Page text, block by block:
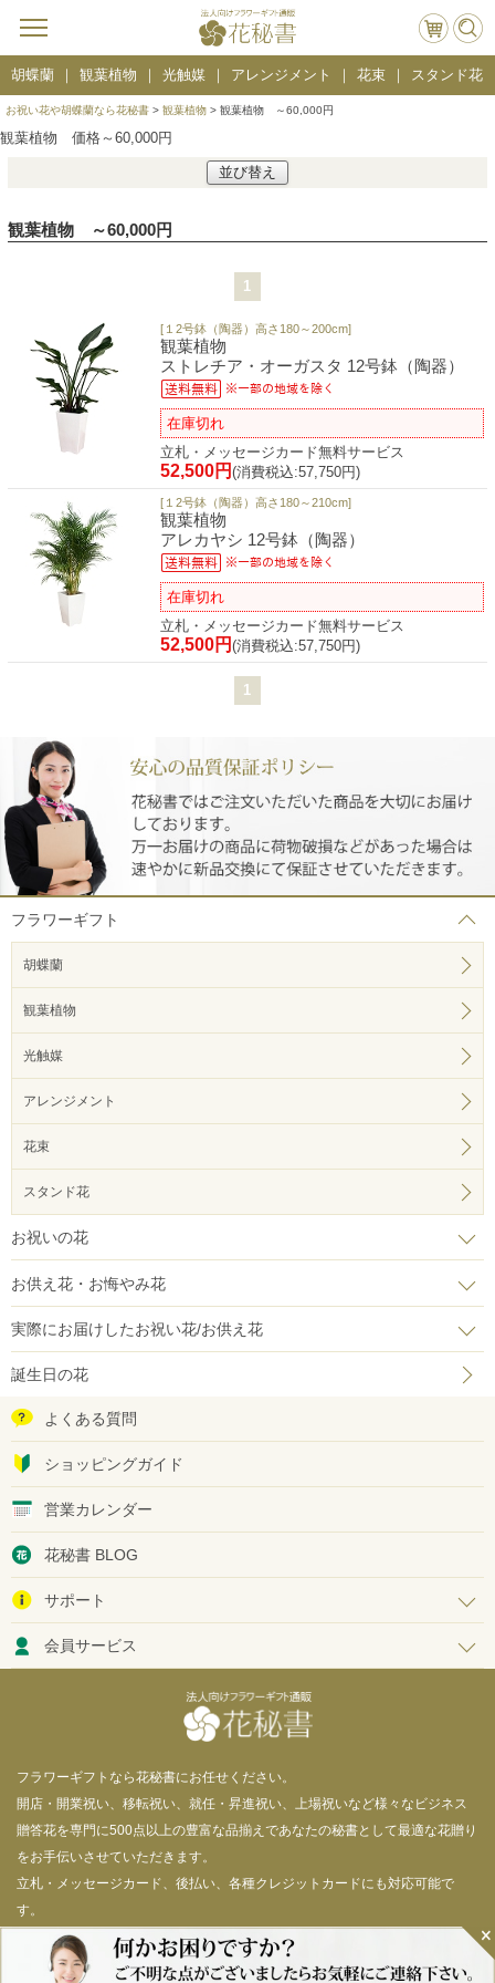
胡蝶蘭 観葉植物 光触媒 アレンジメント 花束 スタンド花
お祝い花や胡蝶蘭なら花秘書 > 観葉植物 > 観葉植物 ～60,000円
観葉植物 価格～60,000円
並び替え
観葉植物 ～60,000円
1
[１2号鉢（陶器）高さ180～200cm]
観葉植物
ストレチア・オーガスタ 12号鉢（陶器）
在庫切れ
立札・メッセージカード無料サービス
52,500円 (消費税込:57,750円)
[１2号鉢（陶器）高さ180～210cm]
観葉植物
アレカヤシ 12号鉢（陶器）
在庫切れ
立札・メッセージカード無料サービス
52,500円 (消費税込:57,750円)
1
フラワーギフト
胡蝶蘭
観葉植物
光触媒
アレンジメント
花束
スタンド花
お祝いの花
お供え花・お悔やみ花
実際にお届けしたお祝い花/お供え花
誕生日の花
よくある質問
ショッピングガイド
営業カレンダー
花秘書 BLOG
サポート
会員サービス
フラワーギフトなら花秘書にお任せください。
開店・開業祝い、移転祝い、就任・昇進祝い、上場祝いなど様々なビジネス
贈答花を専門に500点以上の豊富な品揃えであなたの秘書として最適な花贈り
をお手伝いさせていただきます。
立札・メッセージカード、後払い、各種クレジットカードにも対応可能で
す。